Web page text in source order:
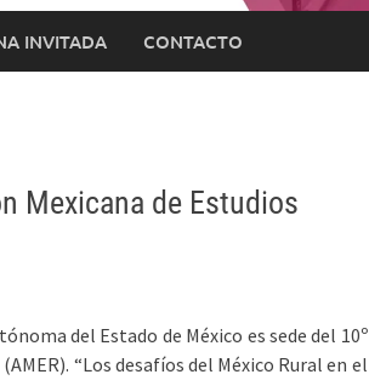
INVITADA CONTACTO
Mexicana de Estudios
del Estado de México es sede del 10º
“Los desafíos del México Rural en el